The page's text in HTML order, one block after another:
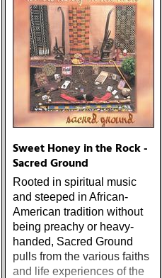
Sweet Honey in the Rock -
Sacred Ground
Rooted in spiritual music
and steeped in African-
American tradition without
being preachy or heavy-
handed, Sacred Ground
pulls from the various faiths
and life experiences of the